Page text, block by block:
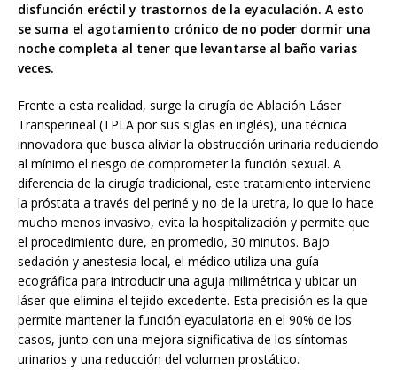
disfunción eréctil y trastornos de la eyaculación. A esto
se suma el agotamiento crónico de no poder dormir una
noche completa al tener que levantarse al baño varias
veces.
Frente a esta realidad, surge la cirugía de Ablación Láser
Transperineal (TPLA por sus siglas en inglés), una técnica
innovadora que busca aliviar la obstrucción urinaria reduciendo
al mínimo el riesgo de comprometer la función sexual. A
diferencia de la cirugía tradicional, este tratamiento interviene
la próstata a través del periné y no de la uretra, lo que lo hace
mucho menos invasivo, evita la hospitalización y permite que
el procedimiento dure, en promedio, 30 minutos. Bajo
sedación y anestesia local, el médico utiliza una guía
ecográfica para introducir una aguja milimétrica y ubicar un
láser que elimina el tejido excedente. Esta precisión es la que
permite mantener la función eyaculatoria en el 90% de los
casos, junto con una mejora significativa de los síntomas
urinarios y una reducción del volumen prostático.